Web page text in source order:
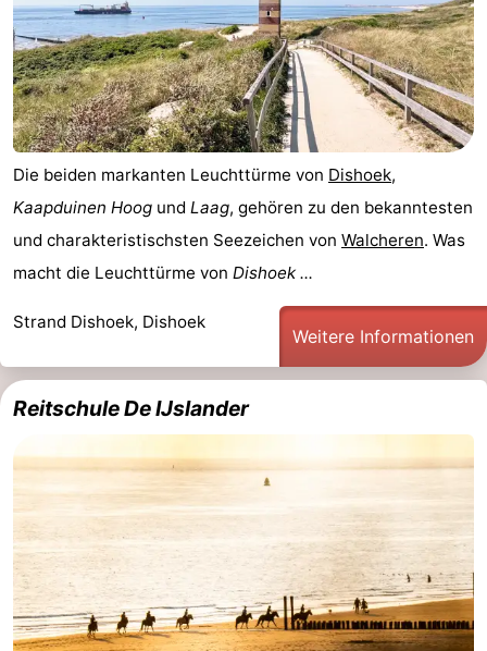
Die beiden markanten Leuchttürme von Dishoek,
Kaapduinen Hoog und Laag, gehören zu den bekanntesten
und charakteristischsten Seezeichen von Walcheren. Was
macht die Leuchttürme von Dishoek ...
Strand Dishoek, Dishoek
Weitere Informationen
Reitschule De IJslander